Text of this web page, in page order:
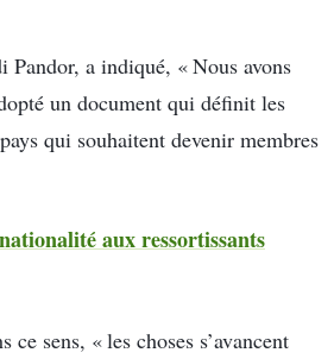
a indiqué, « Nous avons
un document qui définit les
qui souhaitent devenir membres
aux ressortissants
sens, « les choses s’avancent